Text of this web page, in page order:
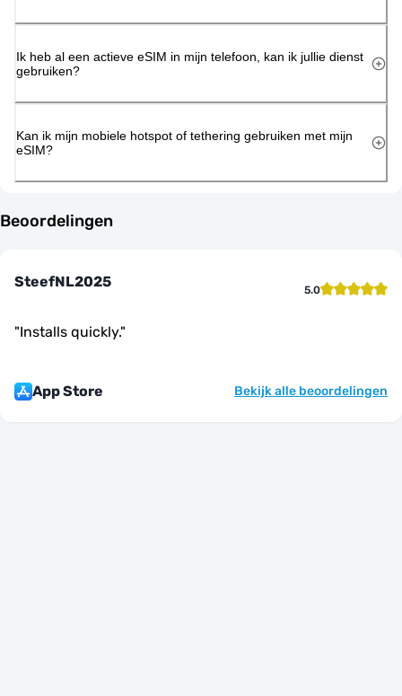
Ik heb al een actieve eSIM in mijn telefoon, kan ik jullie dienst
gebruiken?
Kan ik mijn mobiele hotspot of tethering gebruiken met mijn
eSIM?
Beoordelingen
SteefNL2025 5.0
"Installs quickly."
App Store Bekijk alle beoordelingen